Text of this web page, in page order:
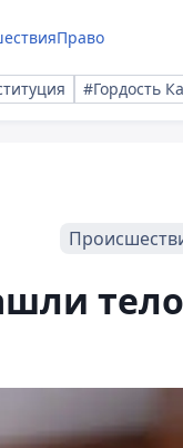
Право
#Гордость
тело